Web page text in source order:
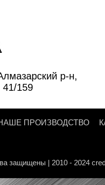
р-н,
41/159
ПРОИЗВОДСТВО
защищены | 2010 - 2024